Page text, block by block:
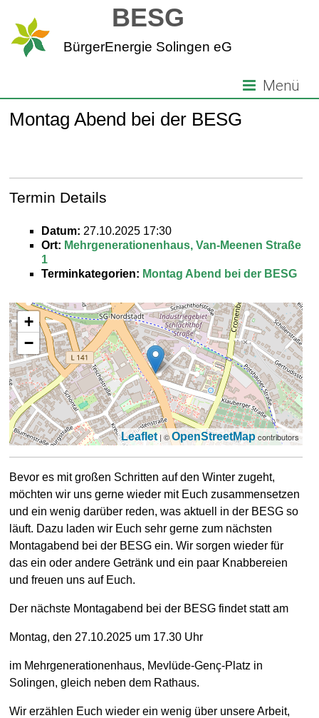
Inhalt
springen
BESG
BürgerEnergie Solingen eG
Menü
Montag Abend bei der BESG
Termin Details
Datum: 27.10.2025 17:30
Ort: Mehrgenerationenhaus, Van-Meenen Straße
1
Terminkategorien: Montag Abend bei der BESG
+
−
Leaflet| ©OpenStreetMapcontributors
Bevor es mit großen Schritten auf den Winter zugeht,
möchten wir uns gerne wieder mit Euch zusammensetzen
und ein wenig darüber reden, was aktuell in der BESG so
läuft. Dazu laden wir Euch sehr gerne zum nächsten
Montagabend bei der BESG ein. Wir sorgen wieder für
das ein oder andere Getränk und ein paar Knabbereien
und freuen uns auf Euch.
Der nächste Montagabend bei der BESG findet statt am
Montag, den 27.10.2025 um 17.30 Uhr
im Mehrgenerationenhaus, Mevlüde-Genç-Platz in
Solingen, gleich neben dem Rathaus.
Wir erzählen Euch wieder ein wenig über unsere Arbeit,